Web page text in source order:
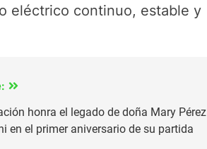
eléctrico continuo, estable y
honra el legado de doña Mary Pérez
en el primer aniversario de su partida